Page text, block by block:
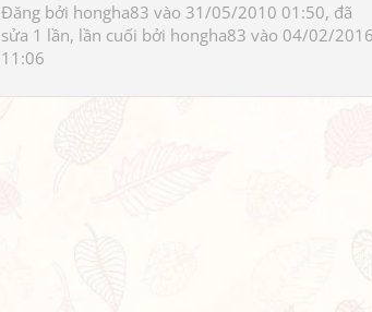
Đăng bởi hongha83 vào 31/05/2010 01:50, đã
sửa 1 lần, lần cuối bởi hongha83 vào 04/02/2016
11:06